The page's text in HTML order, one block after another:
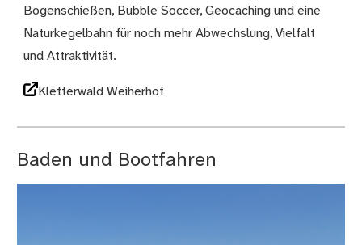
Bogenschießen, Bubble Soccer, Geocaching und eine
Naturkegelbahn für noch mehr Abwechslung, Vielfalt
und Attraktivität.
Kletterwald Weiherhof
Baden und Bootfahren